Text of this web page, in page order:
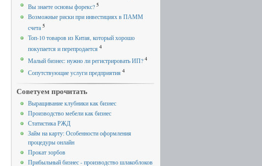
Вы знаете основы форекс? 5
Возможные риски при инвестициях в ПАММ
счета 5
Топ-10 товаров из Китая, который хорошо
покупается и перепродается 4
Малый бизнес: нужно ли регистрировать ИП? 4
Сопутствующие услуги предприятия 4
Советуем прочитать
Выращивание клубники как бизнес
Производство мебели как бизнес
Статистика РЖД
Займ на карту: Особенности оформления
процедуры онлайн
Прокат зорбов
Прибыльный бизнес - производство шлакоблоков